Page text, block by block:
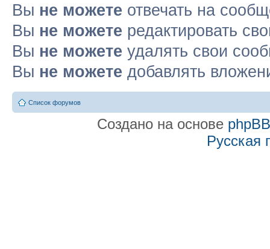
Вы не можете отвечать на
Вы не можете редактировать
Вы не можете удалять свои
Вы не можете добавлять
Список форумов
Создано на основе phpBB
Русская